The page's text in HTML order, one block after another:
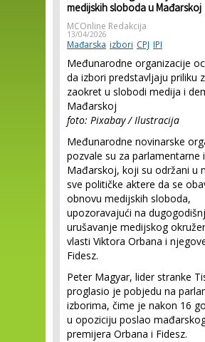
medijskih sloboda u Mađarskoj
MCOnline Redakcija
13/04/2026
Mađarska izbori CPJ IPI
Međunarodne organizacije
da izbori predstavljaju priliku
zaokret u slobodi medija i
Mađarskoj
foto: Pixabay / Ilustracija
Međunarodne novinarske
pozvale su za parlamentarne
Mađarskoj, koji su održani u
sve političke aktere da se
obnovu medijskih sloboda,
upozoravajući na
urušavanje medijskog
vlasti Viktora Orbana i
Fidesz.
Peter Magyar, lider stranke
proglasio je pobjedu na
izborima, čime je nakon 16
u opoziciju poslao
premijera Orbana i Fidesz.